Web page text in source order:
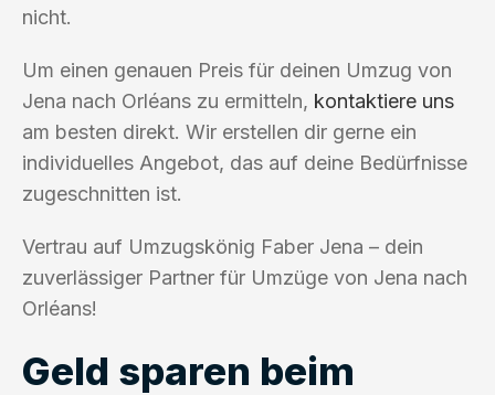
nicht.
Um einen genauen Preis für deinen Umzug von
Jena nach Orléans zu ermitteln, kontaktiere uns
am besten direkt. Wir erstellen dir gerne ein
individuelles Angebot, das auf deine Bedürfnisse
zugeschnitten ist.
Vertrau auf Umzugskönig Faber Jena – dein
zuverlässiger Partner für Umzüge von Jena nach
Orléans!
Geld sparen beim